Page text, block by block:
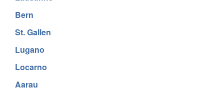
Bern
St. Gallen
Lugano
Locarno
Aarau